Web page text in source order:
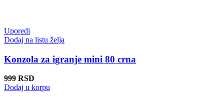
Uporedi
Dodaj na listu želja
Konzola za igranje mini 80 crna
999 RSD
Dodaj u korpu